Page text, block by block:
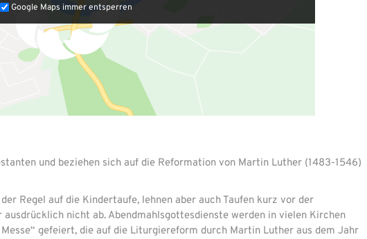
Google Maps immer entsperren
und beziehen sich auf die Reformation von Martin Luther (1483-1546)
Regel auf die Kindertaufe, lehnen aber auch Taufen kurz vor der
nicht ab. Abendmahlsgottesdienste werden in vielen Kirchen
gefeiert, die auf die Liturgiereform durch Martin Luther aus dem Jahr